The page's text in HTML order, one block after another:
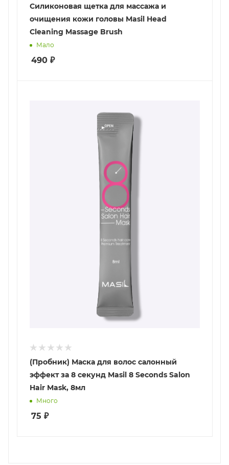
Силиконовая щетка для массажа и
очищения кожи головы Masil Head
Cleaning Massage Brush
Мало
490 ₽
(Пробник) Маска для волос салонный
эффект за 8 секунд Masil 8 Seconds Salon
Hair Mask, 8мл
Много
75 ₽